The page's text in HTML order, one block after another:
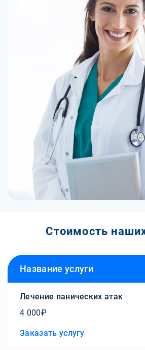
Стоимость
Название услуги
Лечение панических атак
4 000₽
Заказать услугу